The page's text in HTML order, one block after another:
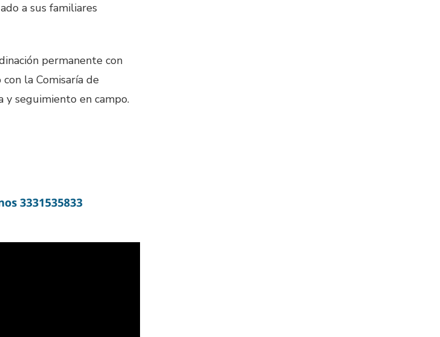
a sus familiares
permanente con
la Comisaría de
seguimiento en campo.